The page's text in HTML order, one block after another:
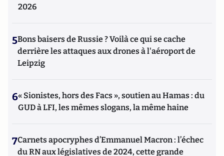
2026
5Bons baisers de Russie ? Voilà ce qui se cache
derrière les attaques aux drones à l'aéroport de
Leipzig
6« Sionistes, hors des Facs », soutien au Hamas : du
GUD à LFI, les mêmes slogans, la même haine
7Carnets apocryphes d’Emmanuel Macron : l’échec
du RN aux législatives de 2024, cette grande